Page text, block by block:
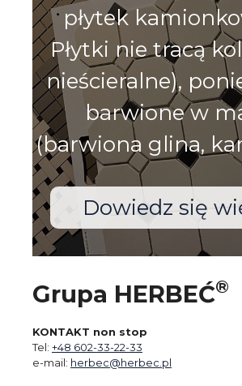
płytek
Płytki nie tracą
nieścieralne),
barwione w
(barwiona glina,
Dowiedz się
Grupa HERBEĆ®
KONTAKT non stop
Tel: +48 602-33-22-33
e-mail: herbec@herbec.pl